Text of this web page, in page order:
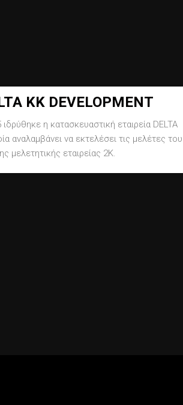
KK DEVELOPMENT
η κατασκευαστική εταιρεία DELTA
αναλαμβάνει να εκτελέσει τις μελέτες του
μελετητικής εταιρείας 2Κ.